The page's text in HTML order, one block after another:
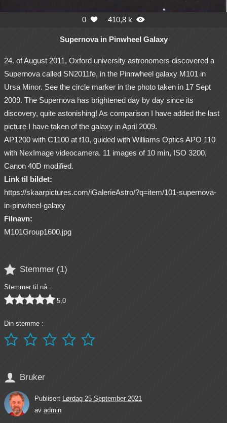
0  410,8 k 
Supernova in Pinwheel Galaxy
24. of August 2011, Oxford university astronomers discovered a
Supernova called SN2011fe, in the Pinnwheel galaxy M101 in
Ursa Minor. See the circle marker in the photo taken in 17 Sept
2009. The Supernova has brightened day by day since its
discovery, quite astonishing! As comparison I have added the last
picture I have taken of the galaxy in April 2009.
AP1200 with C1100 at f10, guided with Williams Optics APO 110
with NexImage videocamera. 11 images of 10 min, ISO 3200,
Canon 40D modified.
Link til bildet:
https://skaarpictures.com/iGalerieAstro/?q=item/101-supernova-
in-pinwheel-galaxy
Filnavn:
M101Group1600.jpg
 Stemmer (1)
Stemmer til nå :
 5,0
Din stemme :
    
 Bruker
Publisert Lørdag 25 September 2021
av admin